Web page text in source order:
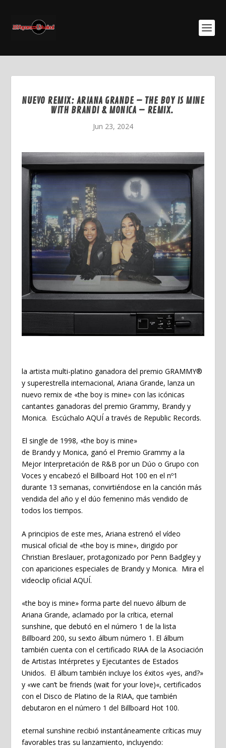
NUEVO REMIX: ARIANA GRANDE – THE BOY IS MINE
WITH BRANDI & MONICA – REMIX.
Jun 23, 2024
la artista multi-platino ganadora del premio GRAMMY®
y superestrella internacional, Ariana Grande, lanza un
nuevo remix de «the boy is mine» con las icónicas
cantantes ganadoras del premio Grammy, Brandy y
Monica. Escúchalo AQUÍ a través de Republic Records.
El single de 1998, «the boy is mine»
de Brandyy Monica, ganó el Premio Grammya la
Mejor Interpretación de R&B por un Dúo o Grupo con
Voces y encabezó el Billboard Hot 100 en el nº1
durante 13 semanas, convirtiéndose en la canción más
vendida del año y el dúo femenino más vendido de
todos los tiempos.
A principios de este mes, Ariana estrenó el vídeo
musical oficial de «the boy is mine», dirigido por
Christian Breslauer, protagonizado por Penn Badgley y
con apariciones especiales de Brandy y Monica. Mira el
videoclip oficial AQUÍ.
«the boy is mine»forma parte del nuevo álbum de
Ariana Grande, aclamado por la crítica, eternal
sunshine, que debutó en el número 1 de la lista
Billboard 200, su sexto álbum número 1. El álbum
también cuenta con el certificado RIAA de la Asociación
de Artistas Intérpretes y Ejecutantes de Estados
Unidos. El álbum también incluye los éxitos «yes, and?»
y «we can’t be friends (wait for your love)«, certificados
con el Disco de Platino de la RIAA, que también
debutaron en el número 1 del Billboard Hot 100.
eternal sunshine recibió instantáneamente críticas muy
favorables tras su lanzamiento, incluyendo: